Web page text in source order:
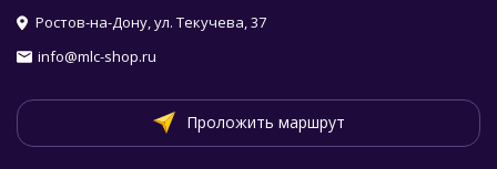
Ростов-на-Дону, ул. Текучева, 37
info@mlc-shop.ru
Проложить маршрут